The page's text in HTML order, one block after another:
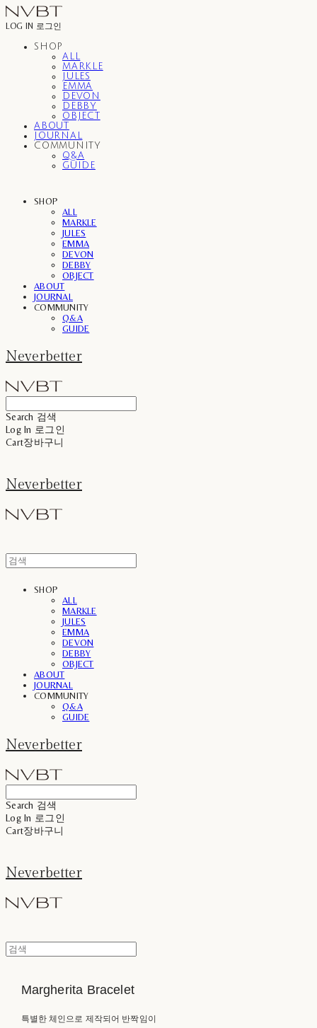
LOG IN 로그인
SHOP
ALL
MARKLE
JULES
EMMA
DEVON
DEBBY
OBJECT
ABOUT
JOURNAL
COMMUNITY
Q&A
GUIDE
SHOP
ALL
MARKLE
JULES
EMMA
DEVON
DEBBY
OBJECT
ABOUT
JOURNAL
COMMUNITY
Q&A
GUIDE
Neverbetter
Search 검색
Log In 로그인
Cart장바구니
Neverbetter
SHOP
ALL
MARKLE
JULES
EMMA
DEVON
DEBBY
OBJECT
ABOUT
JOURNAL
COMMUNITY
Q&A
GUIDE
Neverbetter
Search 검색
Log In 로그인
Cart장바구니
Neverbetter
Margherita Bracelet
특별한 체인으로 제작되어 반짝임이